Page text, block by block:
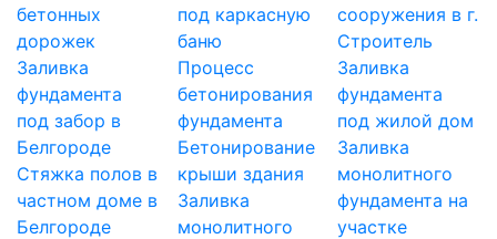
бетонных
дорожек
Заливка
фундамента
под забор в
Белгороде
Стяжка полов в
частном доме в
Белгороде
под каркасную
баню
Процесс
бетонирования
фундамента
Бетонирование
крыши здания
Заливка
монолитного
сооружения в г.
Строитель
Заливка
фундамента
под жилой дом
Заливка
монолитного
фундамента на
участке